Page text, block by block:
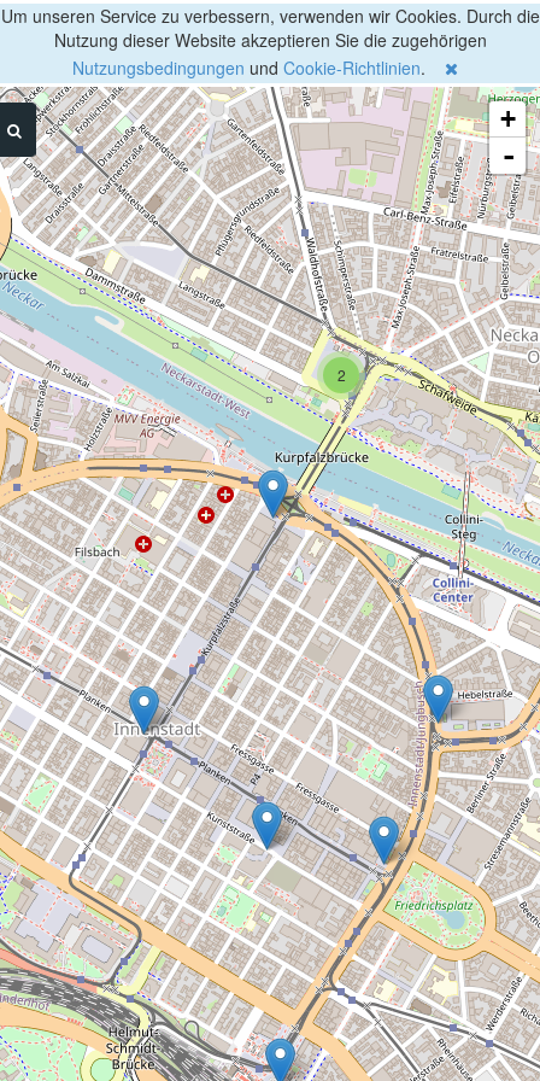
Um unseren Service zu verbessern, verwenden wir Cookies. Durch die
Nutzung dieser Website akzeptieren Sie die zugehörigen
Nutzungsbedingungen und Cookie-Richtlinien.
2
+
-